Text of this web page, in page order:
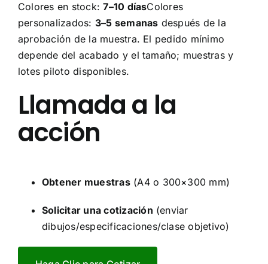
Colores en stock:7–10 díasColores
personalizados: 3–5 semanas después de la
aprobación de la muestra. El pedido mínimo
depende del acabado y el tamaño; muestras y
lotes piloto disponibles.
Llamada a la
acción
Obtener muestras(A4 o 300×300 mm)
Solicitar una cotización (enviar
dibujos/especificaciones/clase objetivo)